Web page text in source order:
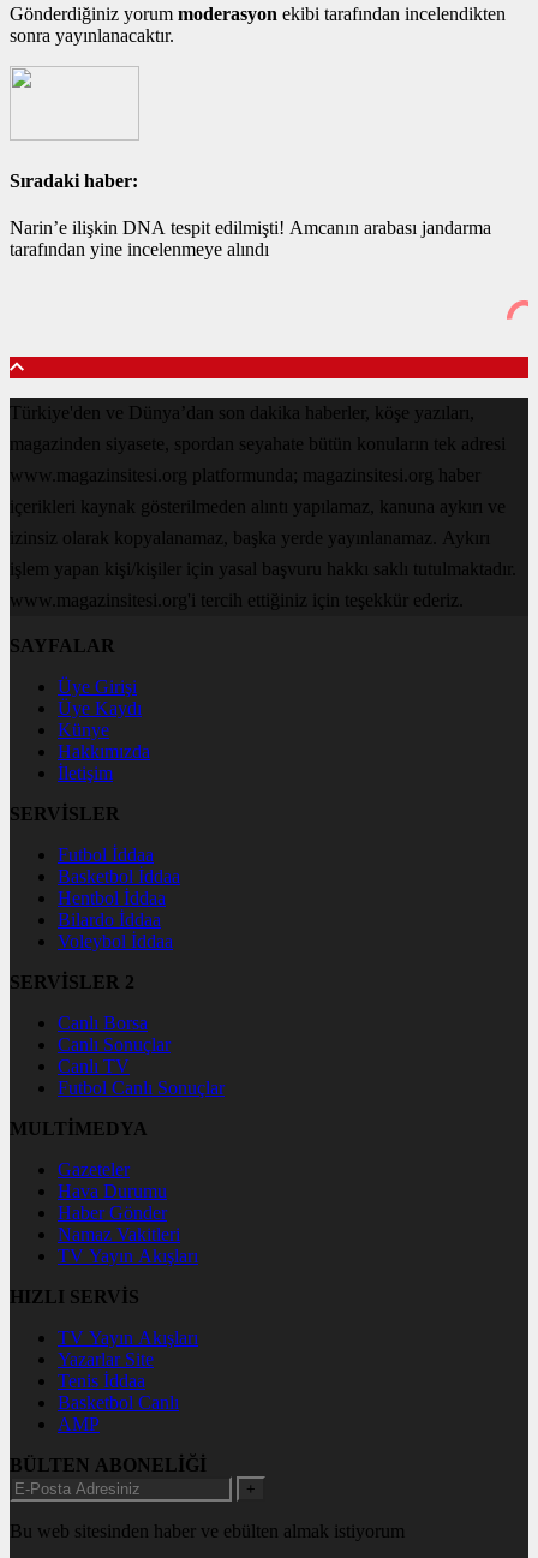
Gönderdiğiniz yorum moderasyon ekibi tarafından incelendikten
sonra yayınlanacaktır.
Sıradaki haber:
Narin’e ilişkin DNA tespit edilmişti! Amcanın arabası jandarma
tarafından yine incelenmeye alındı
Türkiye'den ve Dünya’dan son dakika haberler, köşe yazıları,
magazinden siyasete, spordan seyahate bütün konuların tek adresi
www.magazinsitesi.org platformunda; magazinsitesi.org haber
içerikleri kaynak gösterilmeden alıntı yapılamaz, kanuna aykırı ve
izinsiz olarak kopyalanamaz, başka yerde yayınlanamaz. Aykırı
işlem yapan kişi/kişiler için yasal başvuru hakkı saklı tutulmaktadır.
www.magazinsitesi.org'i tercih ettiğiniz için teşekkür ederiz.
SAYFALAR
Üye Girişi
Üye Kaydı
Künye
Hakkımızda
İletişim
SERVİSLER
Futbol İddaa
Basketbol İddaa
Hentbol İddaa
Bilardo İddaa
Voleybol İddaa
SERVİSLER 2
Canlı Borsa
Canlı Sonuçlar
Canlı TV
Futbol Canlı Sonuçlar
MULTİMEDYA
Gazeteler
Hava Durumu
Haber Gönder
Namaz Vakitleri
TV Yayın Akışları
HIZLI SERVİS
TV Yayın Akışları
Yazarlar Site
Tenis İddaa
Basketbol Canlı
AMP
BÜLTEN ABONELİĞİ
+
Bu web sitesinden haber ve ebülten almak istiyorum